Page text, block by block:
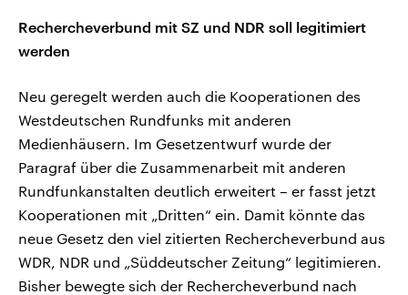
Rechercheverbund mit SZ und NDR soll legitimiert
werden
Neu geregelt werden auch die Kooperationen des
Westdeutschen Rundfunks mit anderen
Medienhäusern. Im Gesetzentwurf wurde der
Paragraf über die Zusammenarbeit mit anderen
Rundfunkanstalten deutlich erweitert – er fasst jetzt
Kooperationen mit „Dritten“ ein. Damit könnte das
neue Gesetz den viel zitierten Rechercheverbund aus
WDR, NDR und „Süddeutscher Zeitung“ legitimieren.
Bisher bewegte sich der Rechercheverbund nach